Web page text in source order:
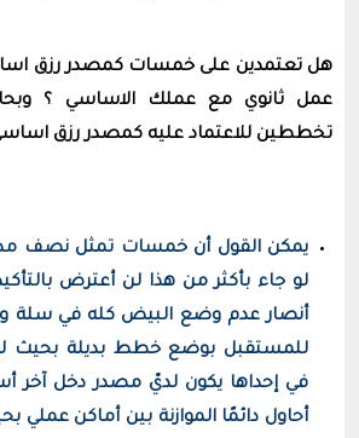
هل تعتمدين على خمسات كمصدر رزق
عمل ثانوي مع عملك الاساسي ؟
تخططين للاعتماد عليه كمصدر رزق
يمكن القول أن خمسات تمثل نصف
أنصار عدم وضع البيض كله في سلة
للمستقبل بوضع خطط بديلة بحيث
في إحداها يكون لديّ مصدر دخل آخر
أحاول دائمًا الموازنة بين أماكن عملي